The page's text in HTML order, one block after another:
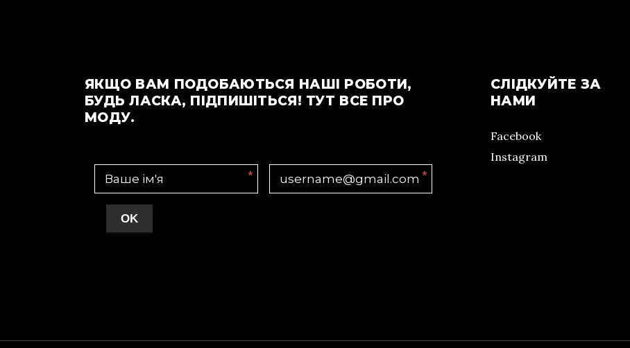
ЯКЩО ВАМ ПОДОБАЮТЬСЯ НАШІ РОБОТИ,
БУДЬ ЛАСКА, ПІДПИШІТЬСЯ! ТУТ ВСЕ ПРО
МОДУ.
* *
OK
СЛІДКУЙТЕ ЗА
НАМИ
Facebook
Instagram